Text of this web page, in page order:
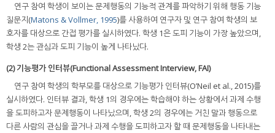
연구 참여 학생이 보이는 문제행동의 기능적 관계를 파악하기 위해 행동 기능
질문지(Matons & Vollmer, 1995)를 사용하여 연구자 및 연구 참여 학생의 보
호자를 대상으로 간접 평가를 실시하였다. 학생 1은 도피 기능이 가장 높았으며,
학생 2는 관심과 도피 기능이 높게 나타났다.
(2) 기능평가 인터뷰(Functional Assessment Interview, FAI)
연구 참여 학생의 학부모를 대상으로 기능평가 인터뷰(O’Neil et al., 2015)를
실시하였다. 인터뷰 결과, 학생 1의 경우에는 학습해야 하는 상황에서 과제 수행
을 도피하고자 문제행동이 나타났으며, 학생 2의 경우에는 거친 말과 행동으로
다른 사람의 관심을 끌거나 과제 수행을 도피하고자 할 때 문제행동을 나타내는